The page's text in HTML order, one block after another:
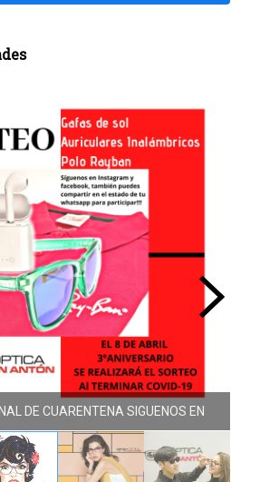
DE CUARENTENA SIGUENOS EN
DOLORES PROMESAS